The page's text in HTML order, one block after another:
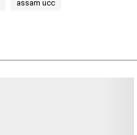
assam ucc